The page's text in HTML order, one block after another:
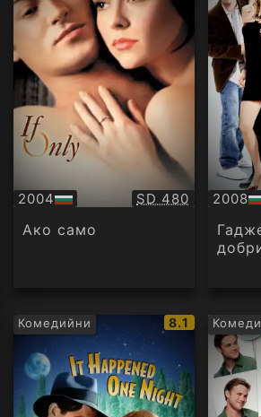
2004
БГ
аудио
Качество:
SD 480
Ако само
2008
БГ
аудио
Комедийни
IMDb
рейтинг:
8.1